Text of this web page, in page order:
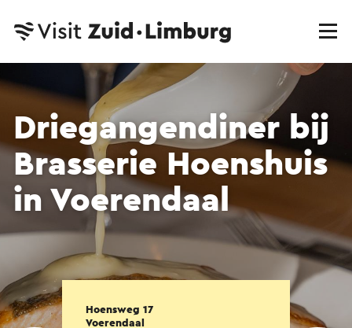
Driegangendiner bij
Brasserie Hoenshuis
in Voerendaal
Hoensweg 17
Voerendaal